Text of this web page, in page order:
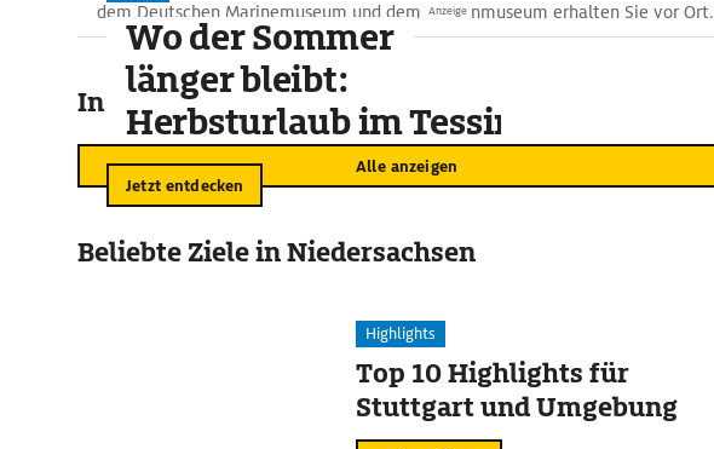
dem Deutschen Marinemuseum und dem Küstenmuseum erhalten Sie vor Ort.
In der Umgebung
Alle anzeigen
Anzeige
Wo der Sommer
länger bleibt:
Herbsturlaub im Tessin
Jetzt entdecken
Beliebte Ziele in Niedersachsen
Highlights
Top 10 Highlights für
Stuttgart und Umgebung